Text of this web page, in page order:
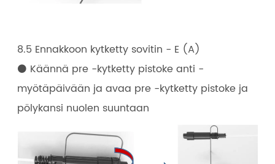
8.5 Ennakkoon kytketty sovitin - E (A)
⚫ Käännä pre -kytketty pistoke anti -
myötäpäivään ja avaa pre -kytketty pistoke ja
pölykansi nuolen suuntaan